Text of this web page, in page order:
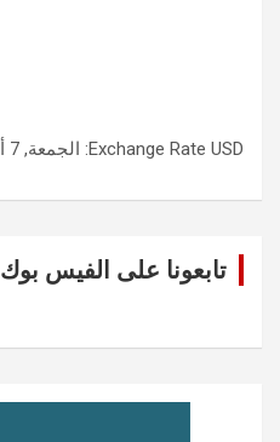
Exchange Rate USD : الجمعة, 7 أغسطس.
تابعونا على الفيس بوك